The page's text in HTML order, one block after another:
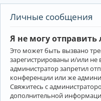
Личные сообщения
Я не могу
Это может быть вызвано
зарегистрированы и/или
администратор запретил
конференции или же
Свяжитесь с
дополнительной